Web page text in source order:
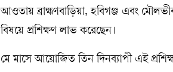
আওতায় ব্রাহ্মণবাড়িয়া, হবিগঞ্জ এবং
বিষয়ে প্রশিক্ষণ লাভ করেছেন।
মে মাসে আয়োজিত তিন দিনব্যাপী এই